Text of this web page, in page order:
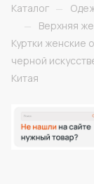
Каталог —
—
Верхняя
Куртки женские
черной
Китая